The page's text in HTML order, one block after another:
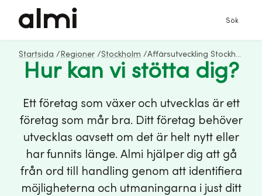
Sök
Startsida / Regioner /Stockholm / Affärsutveckling Stockholm
Hur kan vi stötta dig?
Ett företag som växer och utvecklas är ett
företag som mår bra. Ditt företag behöver
utvecklas oavsett om det är helt nytt eller
har funnits länge. Almi hjälper dig att gå
från ord till handling genom att identifiera
möjligheterna och utmaningarna i just ditt